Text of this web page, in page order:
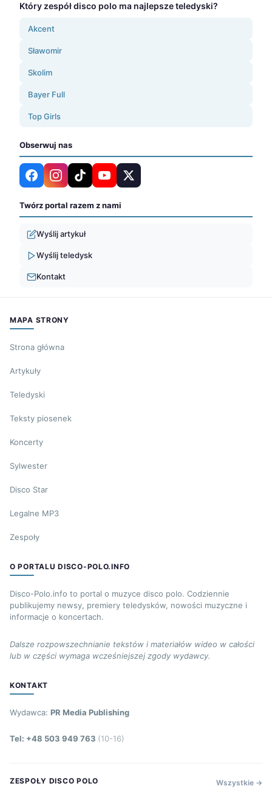
Który zespół disco polo ma najlepsze teledyski?
Akcent
Sławomir
Skolim
Bayer Full
Top Girls
Obserwuj nas
Twórz portal razem z nami
Wyślij artykuł
Wyślij teledysk
Kontakt
MAPA STRONY
Strona główna
Artykuły
Teledyski
Teksty piosenek
Koncerty
Sylwester
Disco Star
Legalne MP3
Zespoły
O PORTALU DISCO-POLO.INFO
Disco-Polo.info to portal o muzyce disco polo. Codziennie
publikujemy newsy, premiery teledysków, nowości muzyczne i
informacje o koncertach.
Dalsze rozpowszechnianie tekstów i materiałów wideo w całości
lub w części wymaga wcześniejszej zgody wydawcy.
KONTAKT
Wydawca: PR Media Publishing
Tel: +48 503 949 763 (10-16)
ZESPOŁY DISCO POLO Wszystkie →